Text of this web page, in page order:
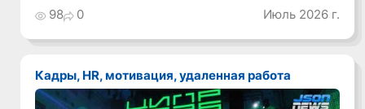
Как сохранять
уверенный курс
среде»
98 0 Июль 2026 г.
Кадры, HR, мотивация, удаленная работа